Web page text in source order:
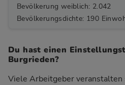
Bevölkerung weiblich: 2.042
Bevölkerungsdichte: 190
Du hast einen
Burgrieden?
Viele Arbeitgeber veranstalten